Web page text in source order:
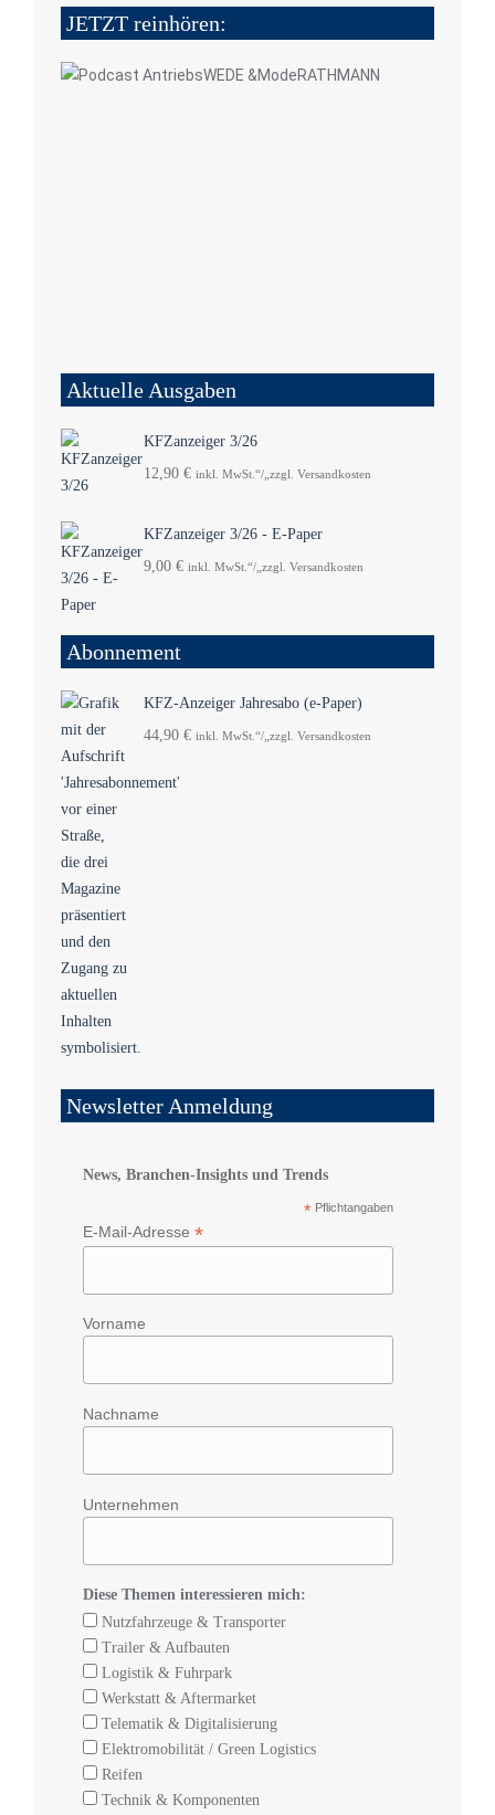
JETZT reinhören:
Aktuelle Ausgaben
KFZanzeiger 3/26
12,90 € inkl. MwSt.“/„zzgl. Versandkosten
KFZanzeiger 3/26 - E-Paper
9,00 € inkl. MwSt.“/„zzgl. Versandkosten
Abonnement
KFZ-Anzeiger Jahresabo (e-Paper)
44,90 € inkl. MwSt.“/„zzgl. Versandkosten
Newsletter Anmeldung
News, Branchen-Insights und Trends
* Pflichtangaben
E-Mail-Adresse *
Vorname
Nachname
Unternehmen
Diese Themen interessieren mich:
Nutzfahrzeuge & Transporter
Trailer & Aufbauten
Logistik & Fuhrpark
Werkstatt & Aftermarket
Telematik & Digitalisierung
Elektromobilität / Green Logistics
Reifen
Technik & Komponenten